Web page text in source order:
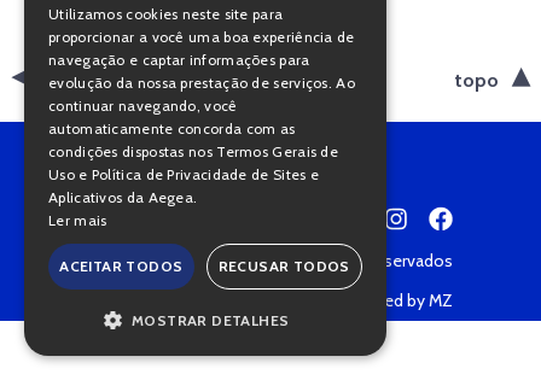
voltar topo
Copyright © 2022 • Todos os direitos reservados
Powered by MZ
Utilizamos cookies neste site para
proporcionar a você uma boa experiência de
navegação e captar informações para
evolução da nossa prestação de serviços. Ao
continuar navegando, você
automaticamente concorda com as
condições dispostas nos Termos Gerais de
Uso e Política de Privacidade de Sites e
Aplicativos da Aegea.
Ler mais
ACEITAR TODOS RECUSAR TODOS
MOSTRAR DETALHES